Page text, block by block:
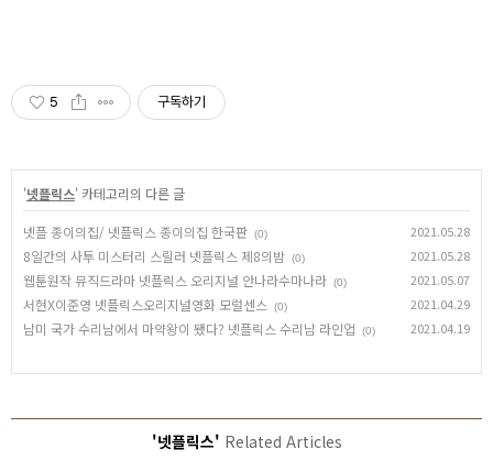
5 구독하기
'넷플릭스' 카테고리의 다른 글
넷플 종이의집/ 넷플릭스 종이의집 한국판 (0) 2021.05.28
8일간의 사투 미스터리 스릴러 넷플릭스 제8의밤 (0) 2021.05.28
웹툰원작 뮤직드라마 넷플릭스 오리지널 안나라수마나라 (0) 2021.05.07
서현X이준영 넷플릭스오리지널영화 모럴센스 (0) 2021.04.29
남미 국가 수리남에서 마약왕이 됐다? 넷플릭스 수리남 라인업 (0) 2021.04.19
'넷플릭스' Related Articles